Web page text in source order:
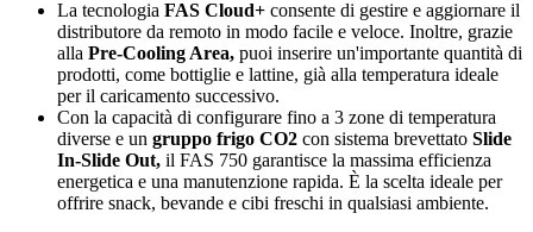
La tecnologia FAS Cloud+ consente di gestire e aggiornare il
distributore da remoto in modo facile e veloce. Inoltre, grazie
alla Pre-Cooling Area, puoi inserire un'importante quantità di
prodotti, come bottiglie e lattine, già alla temperatura ideale
per il caricamento successivo.
Con la capacità di configurare fino a 3 zone di temperatura
diverse e un gruppo frigo CO2 con sistema brevettato Slide
In-Slide Out, il FAS 750 garantisce la massima efficienza
energetica e una manutenzione rapida. È la scelta ideale per
offrire snack, bevande e cibi freschi in qualsiasi ambiente.